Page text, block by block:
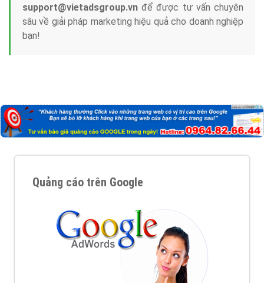
support@vietadsgroup.vn để được tư vấn chuyên
sâu về giải pháp marketing hiệu quả cho doanh nghiệp
bạn!
Quảng cáo trên Google